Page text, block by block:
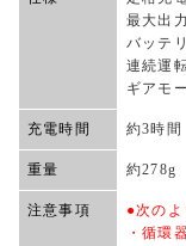
最大出
バッテ
連続運
ギアモ
充電時間 約3時間
重量 約278g
注意事項
●次のよ
・循環